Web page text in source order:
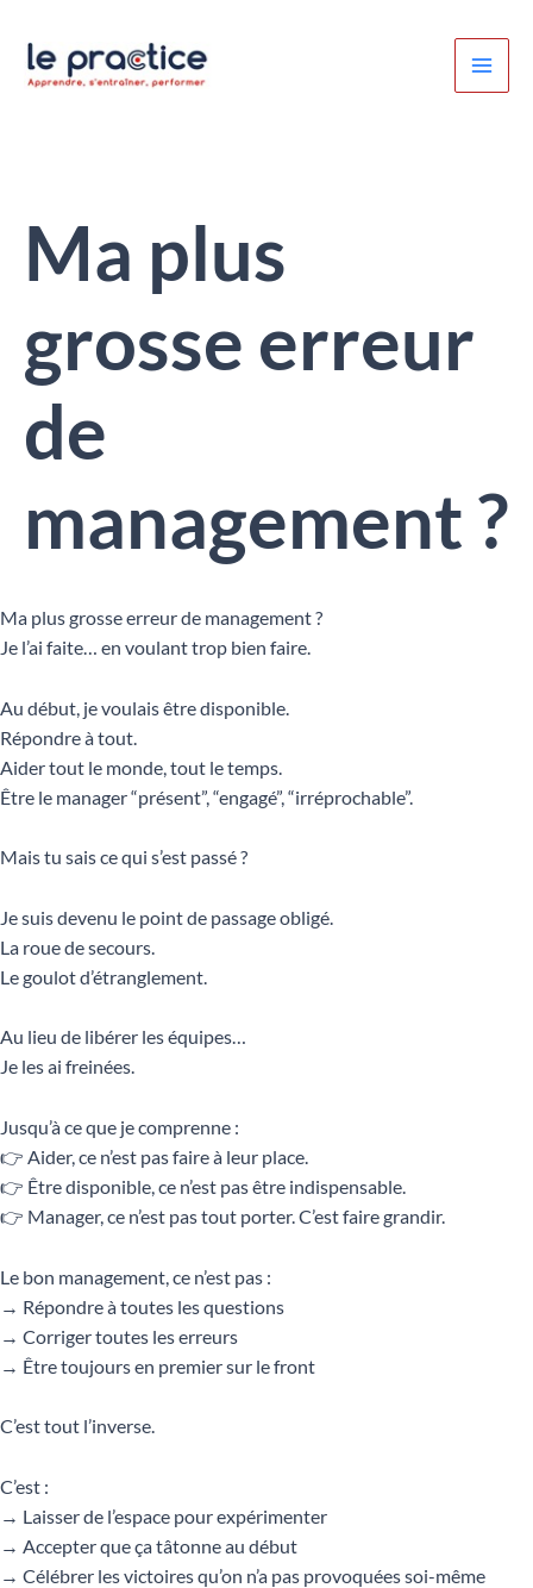
contenu
Ma plus
grosse erreur
de
management ?
Ma plus grosse erreur de management ?
Je l’ai faite… en voulant trop bien faire.
Au début, je voulais être disponible.
Répondre à tout.
Aider tout le monde, tout le temps.
Être le manager “présent”, “engagé”, “irréprochable”.
Mais tu sais ce qui s’est passé ?
Je suis devenu le point de passage obligé.
La roue de secours.
Le goulot d’étranglement.
Au lieu de libérer les équipes…
Je les ai freinées.
Jusqu’à ce que je comprenne :
👉 Aider, ce n’est pas faire à leur place.
👉 Être disponible, ce n’est pas être indispensable.
👉 Manager, ce n’est pas tout porter. C’est faire grandir.
Le bon management, ce n’est pas :
→ Répondre à toutes les questions
→ Corriger toutes les erreurs
→ Être toujours en premier sur le front
C’est tout l’inverse.
C’est :
→ Laisser de l’espace pour expérimenter
→ Accepter que ça tâtonne au début
→ Célébrer les victoires qu’on n’a pas provoquées soi-même